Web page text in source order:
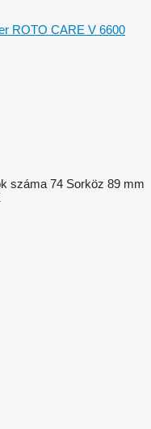
ROTO CARE V 6600
száma 74 Sorköz 89 mm